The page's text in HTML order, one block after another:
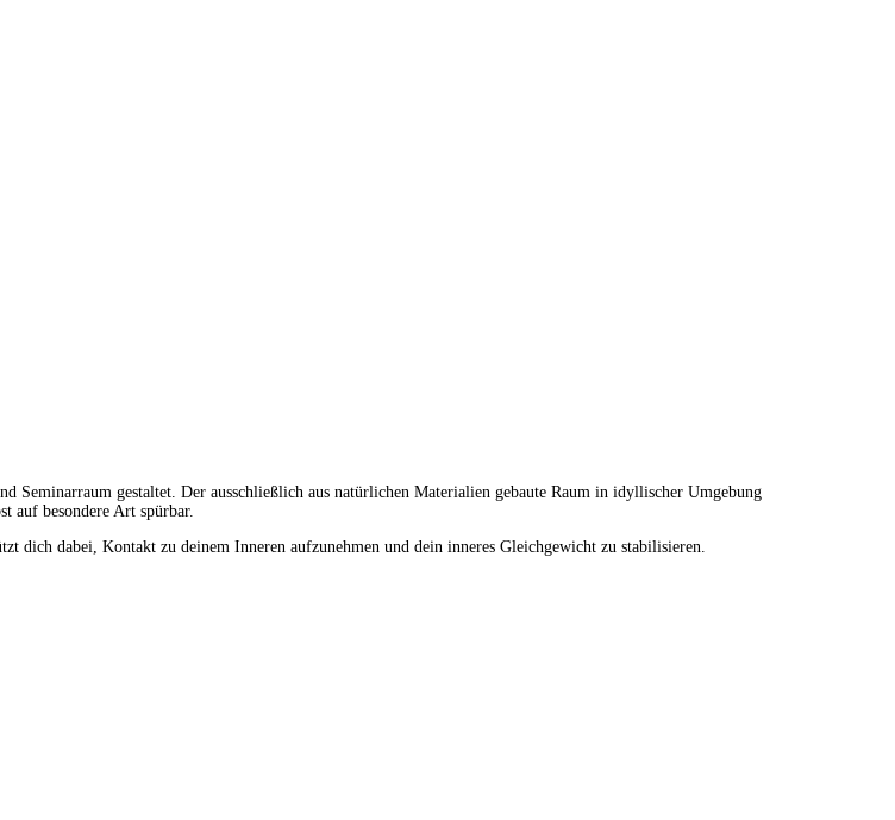
Seminarraum gestaltet. Der ausschließlich aus natürlichen Materialien gebaute Raum in idyllischer Umgebung
auf besondere Art spürbar.
dich dabei, Kontakt zu deinem Inneren aufzunehmen und dein inneres Gleichgewicht zu stabilisieren.